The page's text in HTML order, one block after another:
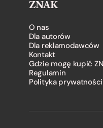
ZNAK
O nas
Dla autorów
Dla reklamodawców
Kontakt
Gdzie mogę kupić
Regulamin
Polityka prywatności